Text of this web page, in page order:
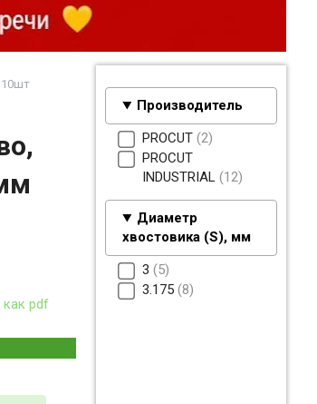
Производитель
PROCUT 2
PROCUT
INDUSTRIAL 12
Диаметр
хвостовика (S), мм
3 5
3.175 8
как pdf